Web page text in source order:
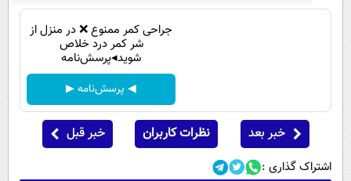
جراحی کمر ممنوع ❌ در منزل از
شر کمر درد خلاص
شوید◂پرسش‌نامه
◀ پرسش‌نامه ▶
خبر بعد نظرات کاربران خبر قبل
اشتراک گذاری :